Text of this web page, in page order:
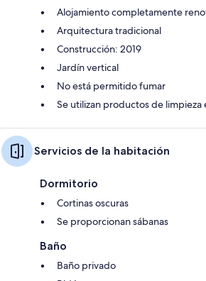
Alojamiento completamente
Arquitectura tradicional
Construcción: 2019
Jardín vertical
No está permitido fumar
Se utilizan productos de limpieza
Servicios de la habitación
Dormitorio
Cortinas oscuras
Se proporcionan sábanas
Baño
Baño privado